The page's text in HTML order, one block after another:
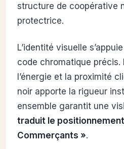
structure de coopérative
protectrice.
L’identité visuelle
code chromatique précis.
l’énergie et la proximité
noir apporte la rigueur
ensemble garantit une
traduit le
Commerçants ».